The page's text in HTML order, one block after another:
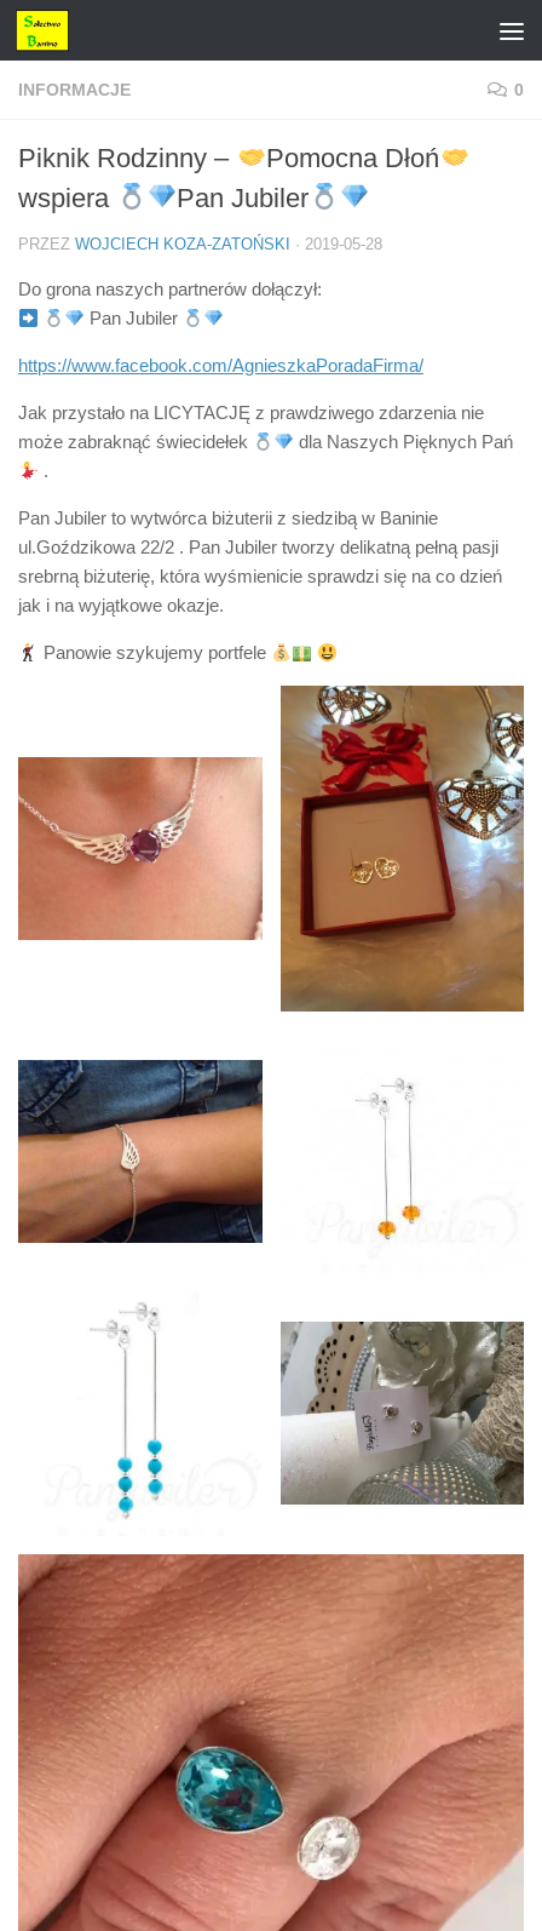
Przejdź do treści
INFORMACJE 0
Piknik Rodzinny –
Pomocna Dłoń
wspiera
Pan Jubiler
PRZEZ WOJCIECH KOZA-ZATOŃSKI · 2019-05-28
Do grona naszych partnerów dołączył:
Pan Jubiler
https://www.facebook.com/AgnieszkaPoradaFirma/
Jak przystało na LICYTACJĘ z prawdziwego zdarzenia nie
może zabraknąć świecidełek
dla Naszych Pięknych Pań
.
Pan Jubiler to wytwórca biżuterii z siedzibą w Baninie
ul.Goździkowa 22/2 . Pan Jubiler tworzy delikatną pełną pasji
srebrną biżuterię, która wyśmienicie sprawdzi się na co dzień
jak i na wyjątkowe okazje.
Panowie szykujemy portfele